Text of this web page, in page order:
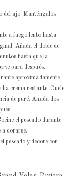
del ajo. Manténgalos
a fuego lento hasta
Añada el doble de
hasta que la
para después.
aproximadamente
crema restante. Cuele
de puré. Añada dos
el pescado durante
a dorarse.
pescado y decore con